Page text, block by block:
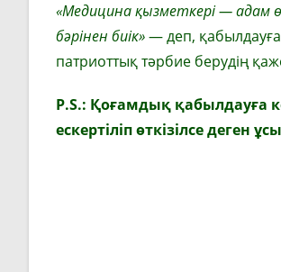
«Медицина қызметкері—адам
бәрінен биік»— деп,
патриоттық тәрбие берудің
P.S.: Қоғамдық қабылдауға
ескертіліпөткізілсе деген